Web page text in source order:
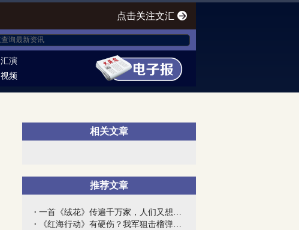
点击关注文汇
汇演
视频
相关文章
推荐文章
一首《绒花》传遍千万家，人们又想起了那...
《红海行动》有硬伤？我军狙击榴弹枪比银...